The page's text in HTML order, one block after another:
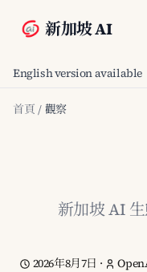
新加坡 AI
English version available
首頁 / 觀察
新加坡 AI
2026年8月7日 ·